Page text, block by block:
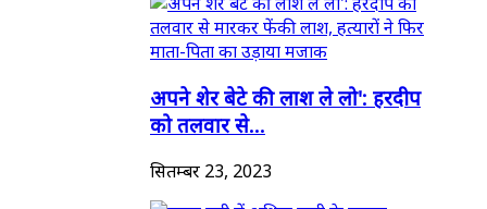
अपने शेर बेटे की लाश ले लो': हरदीप
को तलवार से...
सितम्बर 23, 2023